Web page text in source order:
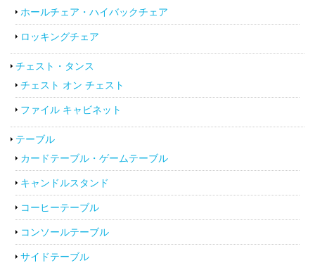
ホールチェア・ハイバックチェア
ロッキングチェア
チェスト・タンス
チェスト オン チェスト
ファイル キャビネット
テーブル
カードテーブル・ゲームテーブル
キャンドルスタンド
コーヒーテーブル
コンソールテーブル
サイドテーブル